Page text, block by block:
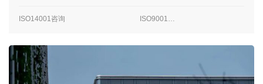
ISO14001咨询 ISO9001咨询